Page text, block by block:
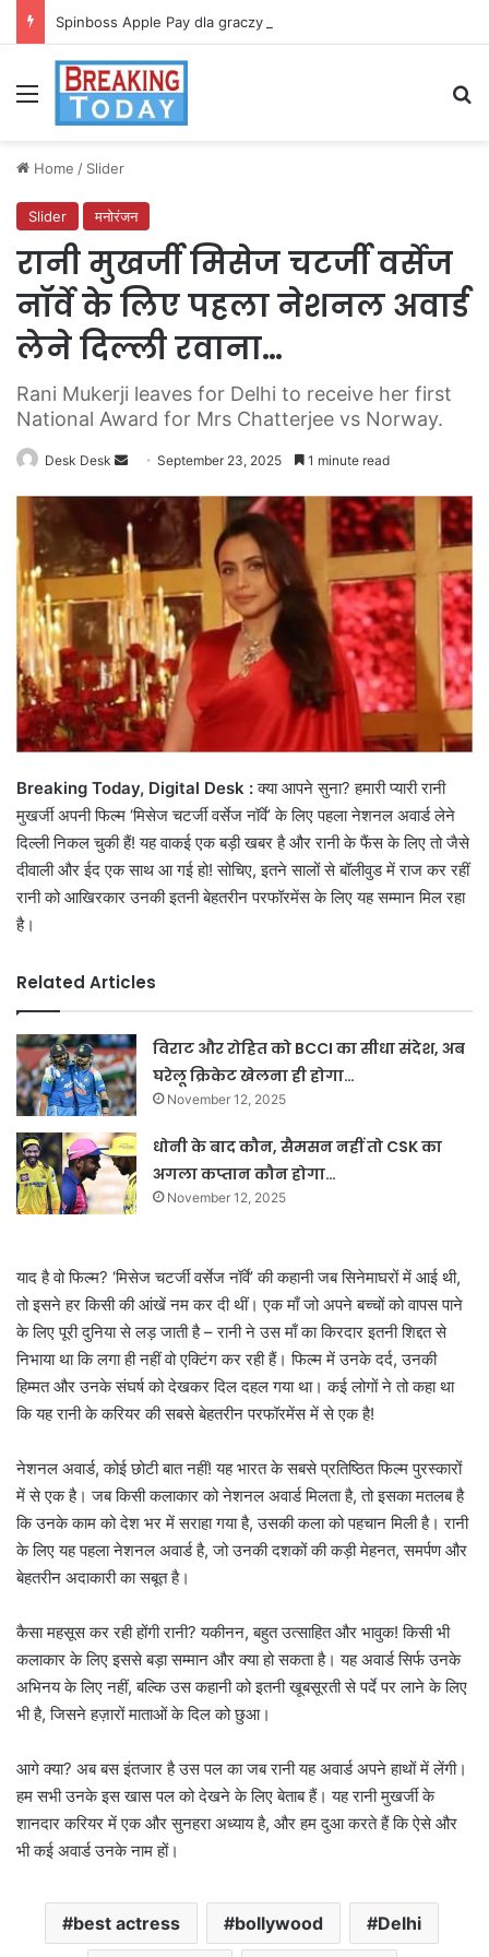
Spinboss Apple Pay dla graczy na iPhone
Menu
Home / Slider
Slider मनोरंजन
रानी मुखर्जी मिसेज चटर्जी वर्सेज
नॉर्वे के लिए पहला नेशनल अवार्ड
लेने दिल्ली रवाना…
Rani Mukerji leaves for Delhi to receive her first
National Award for Mrs Chatterjee vs Norway.
Desk Desk
Send
email
September 23, 2025 1 minute read
Breaking Today, Digital Desk :क्या आपने सुना? हमारी प्यारी रानी
मुखर्जी अपनी फिल्म ‘मिसेज चटर्जी वर्सेज नॉर्वे’ के लिए पहला नेशनल अवार्ड लेने
दिल्ली निकल चुकी हैं! यह वाकई एक बड़ी खबर है और रानी के फैंस के लिए तो जैसे
दीवाली और ईद एक साथ आ गई हो! सोचिए, इतने सालों से बॉलीवुड में राज कर रहीं
रानी को आखिरकार उनकी इतनी बेहतरीन परफॉरमेंस के लिए यह सम्मान मिल रहा
है।
Related Articles
विराट और रोहित को BCCI का सीधा संदेश, अब
घरेलू क्रिकेट खेलना ही होगा…
November 12, 2025
धोनी के बाद कौन, सैमसन नहीं तो CSK का
अगला कप्तान कौन होगा…
November 12, 2025
याद है वो फिल्म? ‘मिसेज चटर्जी वर्सेज नॉर्वे’ की कहानी जब सिनेमाघरों में आई थी,
तो इसने हर किसी की आंखें नम कर दी थीं। एक माँ जो अपने बच्चों को वापस पाने
के लिए पूरी दुनिया से लड़ जाती है – रानी ने उस माँ का किरदार इतनी शिद्दत से
निभाया था कि लगा ही नहीं वो एक्टिंग कर रही हैं। फिल्म में उनके दर्द, उनकी
हिम्मत और उनके संघर्ष को देखकर दिल दहल गया था। कई लोगों ने तो कहा था
कि यह रानी के करियर की सबसे बेहतरीन परफॉरमेंस में से एक है!
नेशनल अवार्ड, कोई छोटी बात नहीं! यह भारत के सबसे प्रतिष्ठित फिल्म पुरस्कारों
में से एक है। जब किसी कलाकार को नेशनल अवार्ड मिलता है, तो इसका मतलब है
कि उनके काम को देश भर में सराहा गया है, उसकी कला को पहचान मिली है। रानी
के लिए यह पहला नेशनल अवार्ड है, जो उनकी दशकों की कड़ी मेहनत, समर्पण और
बेहतरीन अदाकारी का सबूत है।
कैसा महसूस कर रही होंगी रानी? यकीनन, बहुत उत्साहित और भावुक! किसी भी
कलाकार के लिए इससे बड़ा सम्मान और क्या हो सकता है। यह अवार्ड सिर्फ उनके
अभिनय के लिए नहीं, बल्कि उस कहानी को इतनी खूबसूरती से पर्दे पर लाने के लिए
भी है, जिसने हज़ारों माताओं के दिल को छुआ।
आगे क्या? अब बस इंतजार है उस पल का जब रानी यह अवार्ड अपने हाथों में लेंगी।
हम सभी उनके इस खास पल को देखने के लिए बेताब हैं। यह रानी मुखर्जी के
शानदार करियर में एक और सुनहरा अध्याय है, और हम दुआ करते हैं कि ऐसे और
भी कई अवार्ड उनके नाम हों।
best actress bollywood Delhi